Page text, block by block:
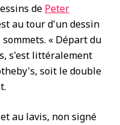
de Peter
au tour d'un dessin
« Départ du
s'est littéralement
soit le double
au lavis, non signé